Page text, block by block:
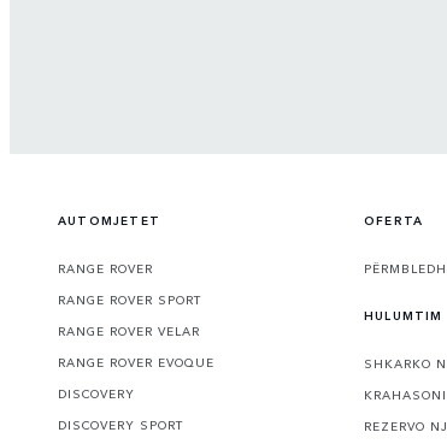
AUTOMJETET
RANGE ROVER
RANGE ROVER SPORT
RANGE ROVER VELAR
RANGE ROVER EVOQUE
DISCOVERY
DISCOVERY SPORT
OFERTA
HULUMTIM
SHKARKO
REZERVO